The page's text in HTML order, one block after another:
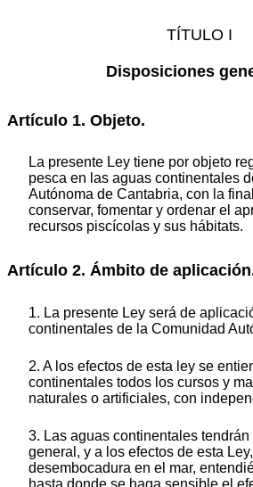
TÍTULO I
Disposiciones
Artículo 1. Objeto.
La presente Ley tiene por objeto
pesca en las aguas continentales
Autónoma de Cantabria, con la
conservar, fomentar y ordenar el
recursos piscícolas y sus hábitats.
Artículo 2. Ámbito de
1. La presente Ley será de
continentales de la Comunidad
2. A los efectos de esta ley se
continentales todos los cursos y
naturales o artificiales, con
3. Las aguas continentales
general, y a los efectos de esta
desembocadura en el mar,
hasta donde se haga sensible el